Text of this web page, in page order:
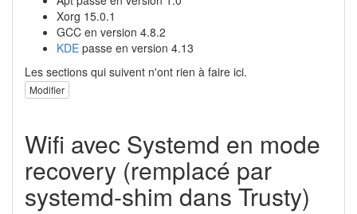
Xorg 15.0.1
GCC en version 4.8.2
KDE passe en version 4.13
Les sections qui suivent n'ont rien à faire ici.
Modifier
Wifi avec Systemd en mode
recovery (remplacé par
systemd-shim dans Trusty)